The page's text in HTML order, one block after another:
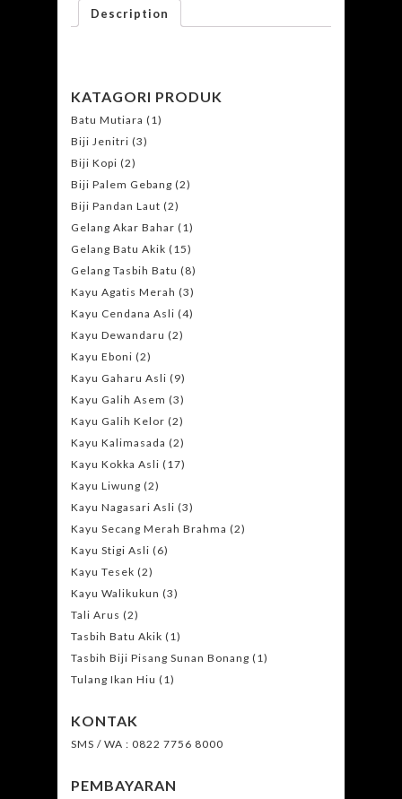
Description
KATAGORI PRODUK
Batu Mutiara (1)
Biji Jenitri (3)
Biji Kopi (2)
Biji Palem Gebang (2)
Biji Pandan Laut (2)
Gelang Akar Bahar (1)
Gelang Batu Akik (15)
Gelang Tasbih Batu (8)
Kayu Agatis Merah (3)
Kayu Cendana Asli (4)
Kayu Dewandaru (2)
Kayu Eboni (2)
Kayu Gaharu Asli (9)
Kayu Galih Asem (3)
Kayu Galih Kelor (2)
Kayu Kalimasada (2)
Kayu Kokka Asli (17)
Kayu Liwung (2)
Kayu Nagasari Asli (3)
Kayu Secang Merah Brahma (2)
Kayu Stigi Asli (6)
Kayu Tesek (2)
Kayu Walikukun (3)
Tali Arus (2)
Tasbih Batu Akik (1)
Tasbih Biji Pisang Sunan Bonang (1)
Tulang Ikan Hiu (1)
KONTAK
SMS / WA : 0822 7756 8000
PEMBAYARAN